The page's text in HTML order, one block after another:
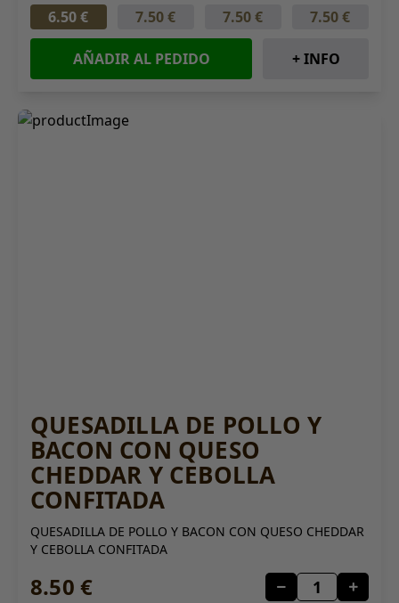
6.50 €
7.50 € 7.50 € 7.50 €
AÑADIR AL PEDIDO + INFO
QUESADILLA DE POLLO Y
BACON CON QUESO
CHEDDAR Y CEBOLLA
CONFITADA
QUESADILLA DE POLLO Y BACON CON QUESO CHEDDAR
Y CEBOLLA CONFITADA
8.50 €